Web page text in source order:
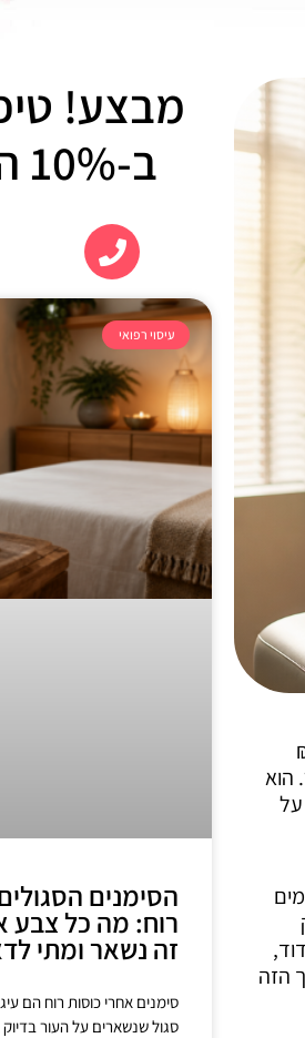
ב-₪180
הוא
על
הזה
מבצע!
ב-10% הנחה !!!
עיסוי רפואי
הסימנים
רוח: מה כל צבע
זה נשאר ומתי
סימנים אחרי כוסות רוח הם
סגול שנשארים על העור